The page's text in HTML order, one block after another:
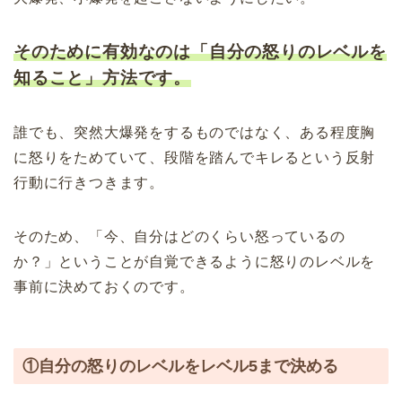
そのために有効なのは「自分の怒りのレベルを
知ること」方法です。
誰でも、突然大爆発をするものではなく、ある程度胸
に怒りをためていて、段階を踏んでキレるという反射
行動に行きつきます。
そのため、「今、自分はどのくらい怒っているの
か？」ということが自覚できるように怒りのレベルを
事前に決めておくのです。
①自分の怒りのレベルをレベル5まで決める